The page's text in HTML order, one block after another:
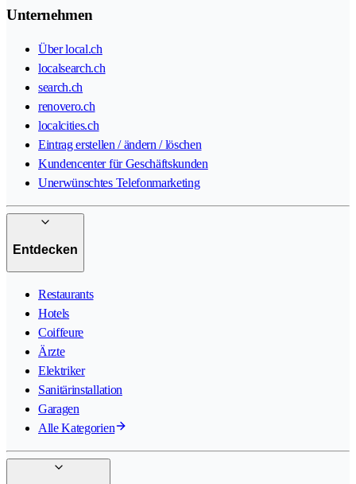
Unternehmen
Über local.ch
localsearch.ch
search.ch
renovero.ch
localcities.ch
Eintrag erstellen / ändern / löschen
Kundencenter für Geschäftskunden
Unerwünschtes Telefonmarketing
Entdecken
Restaurants
Hotels
Coiffeure
Ärzte
Elektriker
Sanitärinstallation
Garagen
Alle Kategorien